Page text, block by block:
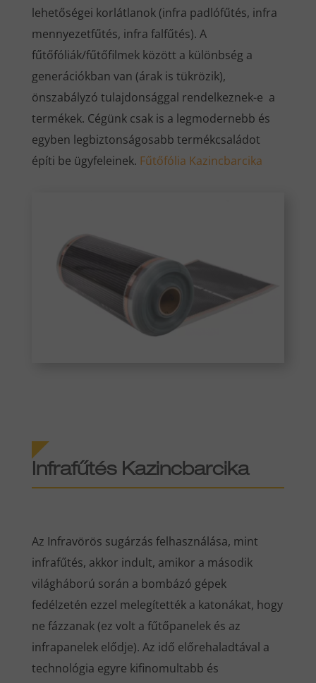
lehetőségei korlátlanok (infra padlófűtés, infra
mennyezetfűtés, infra falfűtés). A
fűtőfóliák/fűtőfilmek között a különbség a
generációkban van (árak is tükrözik),
önszabályzó tulajdonsággal rendelkeznek-e a
termékek. Cégünk csak is a legmodernebb és
egyben legbiztonságosabb termékcsaládot
építi be ügyfeleinek. Fűtőfólia Kazincbarcika
Infrafűtés Kazincbarcika
Az Infravörös sugárzás felhasználása, mint
infrafűtés, akkor indult, amikor a második
világháború során a bombázó gépek
fedélzetén ezzel melegítették a katonákat, hogy
ne fázzanak (ez volt a fűtőpanelek és az
infrapanelek elődje). Az idő előrehaladtával a
technológia egyre kifinomultabb és